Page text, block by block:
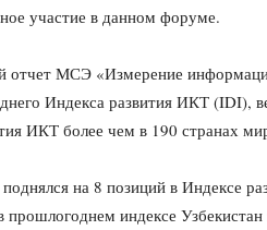
участие в данном форуме.
отчет МСЭ «Измерение
Индекса развития ИКТ (IDI),
ИКТ более чем в 190 странах
на 8 позиций в Индексе
индексе